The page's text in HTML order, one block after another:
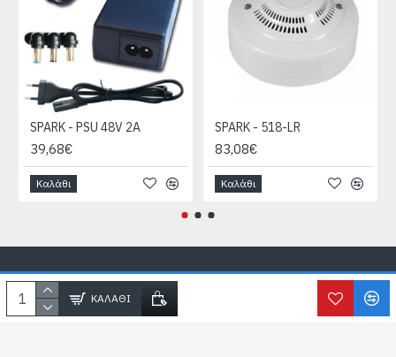
ΚΑΛΆΘΙ
SPARK - PSU 48V 2A
39,68€
Καλάθι
SPARK - 518-LR
83,08€
Καλάθι
Copyright © SecureLife.gr2026, All Rights Reserved